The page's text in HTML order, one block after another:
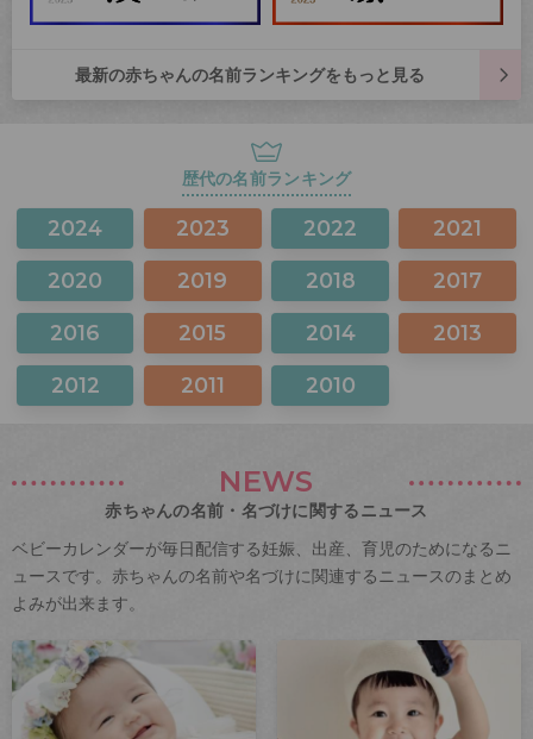
最新の赤ちゃんの名前ランキングをもっと見る
歴代の名前ランキング
2024 2023 2022 2021
2020 2019 2018 2017
2016 2015 2014 2013
2012 2011 2010
NEWS
赤ちゃんの名前・名づけに関するニュース
ベビーカレンダーが毎日配信する妊娠、出産、育児のためになるニ
ュースです。赤ちゃんの名前や名づけに関連するニュースのまとめ
よみが出来ます。